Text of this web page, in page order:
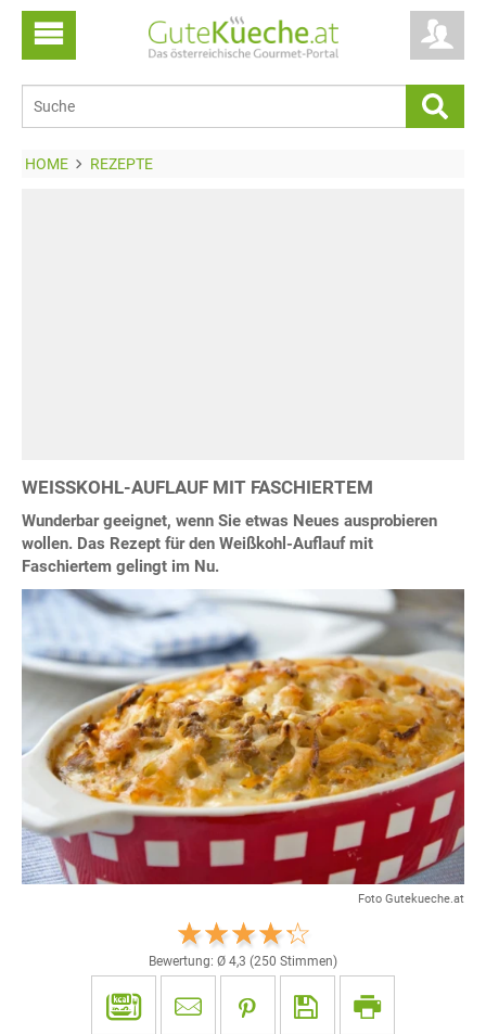
HOME REZEPTE
WEISSKOHL-AUFLAUF MIT FASCHIERTEM
Wunderbar geeignet, wenn Sie etwas Neues ausprobieren
wollen. Das Rezept für den Weißkohl-Auflauf mit
Faschiertem gelingt im Nu.
Foto Gutekueche.at
Bewertung: Ø 4,3 (250 Stimmen)